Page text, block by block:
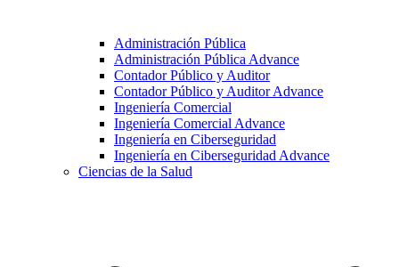
Administración Pública
Administración Pública Advance
Contador Público y Auditor
Contador Público y Auditor Advance
Ingeniería Comercial
Ingeniería Comercial Advance
Ingeniería en Ciberseguridad
Ingeniería en Ciberseguridad Advance
Ciencias de la Salud